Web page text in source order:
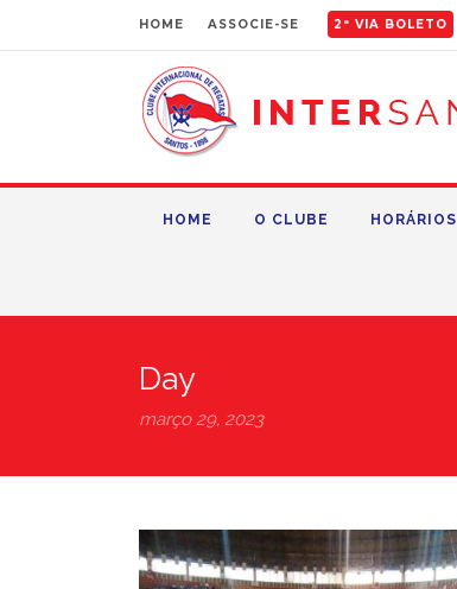
HOME ASSOCIE-SE 2ª VIA BOLETO
HOME O CLUBE HORÁRIOS
Day
março 29, 2023